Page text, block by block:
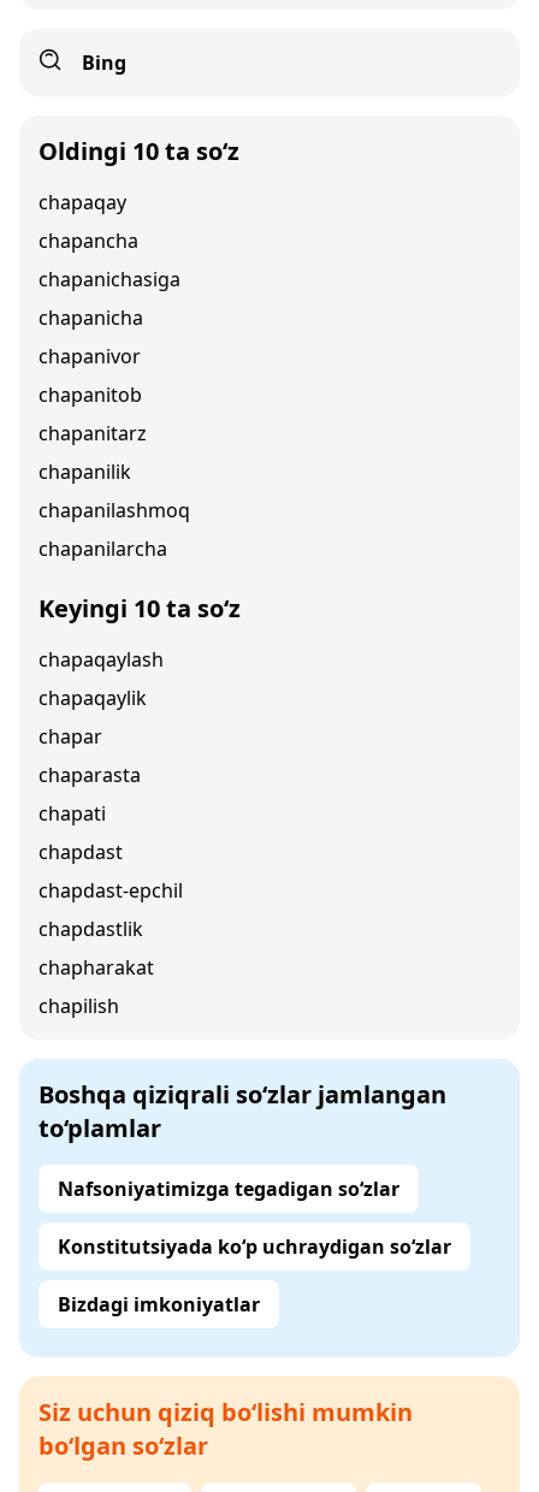
Bing
Oldingi 10 ta so‘z
chapaqay
chapancha
chapanichasiga
chapanicha
chapanivor
chapanitob
chapanitarz
chapanilik
chapanilashmoq
chapanilarcha
Keyingi 10 ta so‘z
chapaqaylash
chapaqaylik
chapar
chaparasta
chapati
chapdast
chapdast-epchil
chapdastlik
chapharakat
chapilish
Boshqa qiziqrali so‘zlar jamlangan
to‘plamlar
Nafsoniyatimizga tegadigan so‘zlar
Konstitutsiyada ko‘p uchraydigan so‘zlar
Bizdagi imkoniyatlar
Siz uchun qiziq bo‘lishi mumkin
bo‘lgan so‘zlar